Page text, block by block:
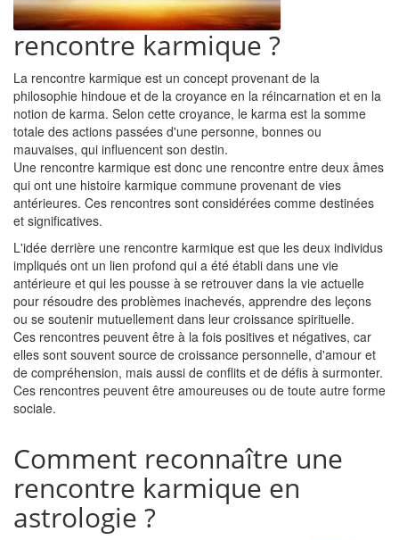
rencontre karmique ?
La rencontre karmique est un concept provenant de la
philosophie hindoue et de la croyance en la réincarnation et en la
notion de karma. Selon cette croyance, le karma est la somme
totale des actions passées d'une personne, bonnes ou
mauvaises, qui influencent son destin.
Une rencontre karmique est donc une rencontre entre deux âmes
qui ont une histoire karmique commune provenant de vies
antérieures. Ces rencontres sont considérées comme destinées
et significatives.
L'idée derrière une rencontre karmique est que les deux individus
impliqués ont un lien profond qui a été établi dans une vie
antérieure et qui les pousse à se retrouver dans la vie actuelle
pour résoudre des problèmes inachevés, apprendre des leçons
ou se soutenir mutuellement dans leur croissance spirituelle.
Ces rencontres peuvent être à la fois positives et négatives, car
elles sont souvent source de croissance personnelle, d'amour et
de compréhension, mais aussi de conflits et de défis à surmonter.
Ces rencontres peuvent être amoureuses ou de toute autre forme
sociale.
Comment reconnaître une
rencontre karmique en
astrologie ?